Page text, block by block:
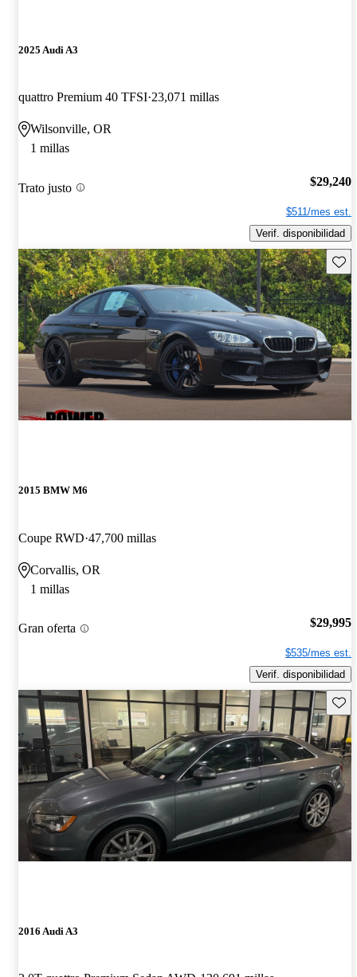
2025 Audi A3
quattro Premium 40 TFSI 23,071 millas
Wilsonville, OR
1 millas
Trato justo $29,240
$511/mes est.
Verif. disponibilidad
2015 BMW M6
Coupe RWD 47,700 millas
Corvallis, OR
1 millas
Gran oferta $29,995
$535/mes est.
Verif. disponibilidad
2016 Audi A3